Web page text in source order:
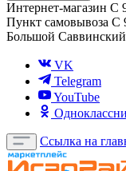
Интернет-магазин С
Пункт самовывоза С
Большой
VK
Telegram
YouTube
Ссылка на